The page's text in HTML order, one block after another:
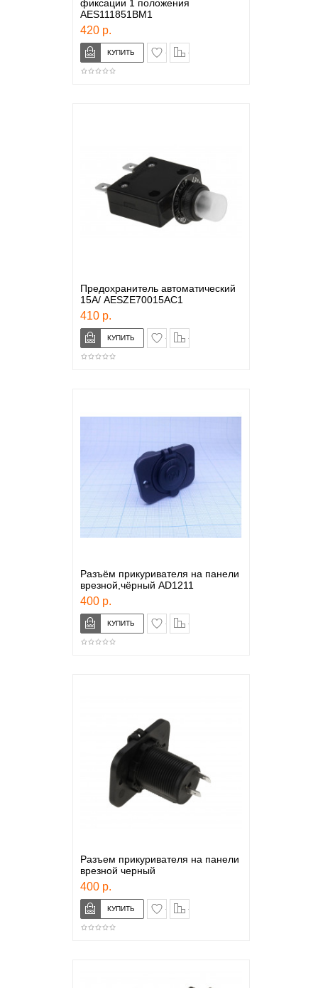
фиксации 1 положения
AES111851BM1
420 р.
в закладки
Предохранитель автоматический
15А/ AESZE70015AC1
410 р.
в закладки
Разъём прикуривателя на панели
врезной,чёрный AD1211
400 р.
в закладки
Разъем прикуривателя на панели
врезной черный
400 р.
в закладки